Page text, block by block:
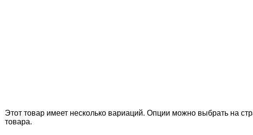
Этот товар имеет несколько вариаций. Опции можно выбрать на
товара.